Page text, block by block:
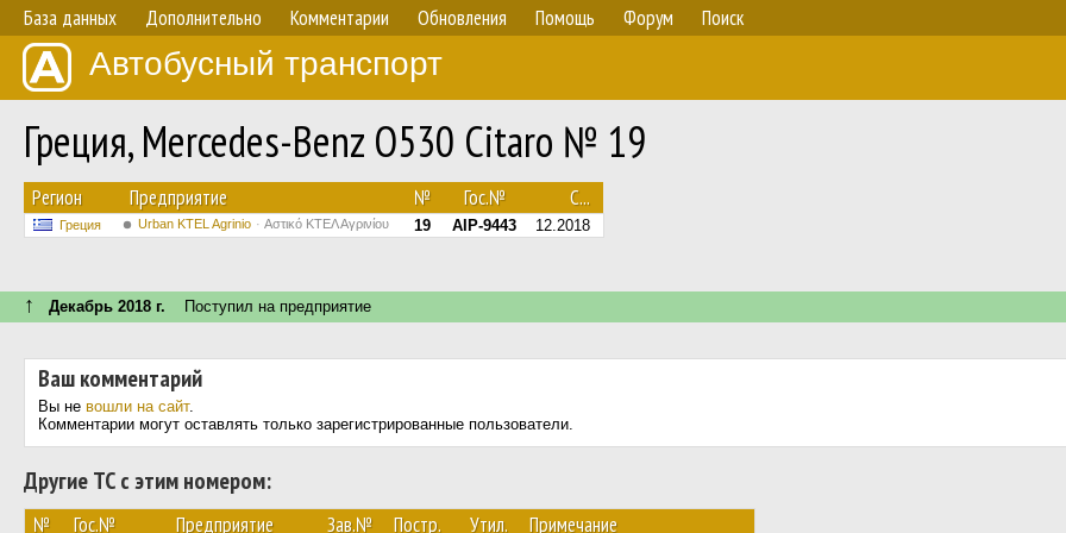
База данных Дополнительно Комментарии Обновления Помощь Форум Поиск
Автобусный транспорт
Греция, Mercedes-Benz O530 Citaro № 19
Регион Предприятие № Гос.№ С...
Греция Urban KTEL Agrinio Αστικό ΚΤΕΛ Αγρινίου 19 AIP-9443 12.2018
↑ Декабрь 2018 г. Поступил на предприятие
Ваш комментарий
Вы не вошли на сайт.
Комментарии могут оставлять только зарегистрированные пользователи.
Другие ТС с этим номером:
№ Гос.№ Предприятие Зав.№ Постр. Утил. Примечание